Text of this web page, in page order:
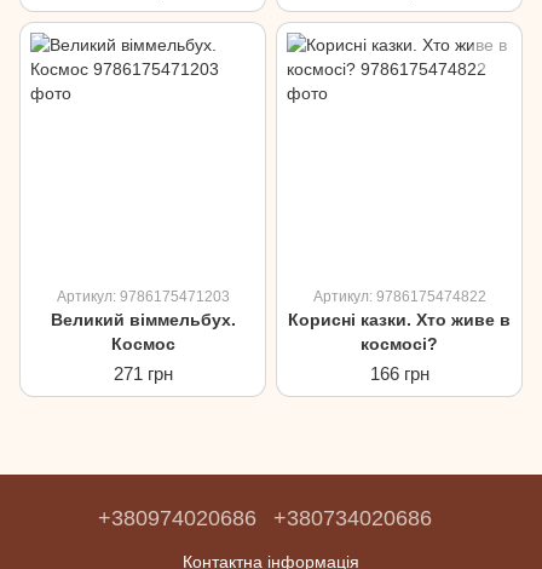
Артикул: 9786175471203
Великий віммельбух.
Космос
271 грн
Артикул: 9786175474822
Корисні казки. Хто живе в
космосі?
166 грн
+380974020686 +380734020686
Контактна інформація